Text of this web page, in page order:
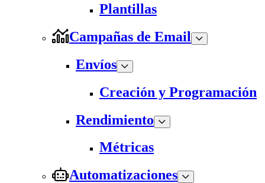
Plantillas
Campañas de Email
Envíos
Creación y Programación
Rendimiento
Métricas
Automatizaciones